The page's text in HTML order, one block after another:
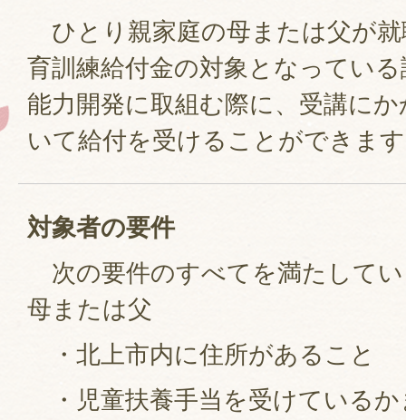
ひとり親家庭の母または父が
育訓練給付金の対象となってい
能力開発に取組む際に、受講に
いて給付を受けることができま
対象者の要件
次の要件のすべてを満たして
母または父
・北上市内に住所があること
・児童扶養手当を受けている